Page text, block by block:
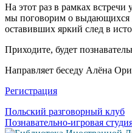
На этот раз в рамках встречи
мы поговорим о выдающихся
оставивших яркий след в
Приходите, будет
Направляет беседу Алёна
Регистрация
Навигация
Польский разговорный клуб
Познавательно-игровая